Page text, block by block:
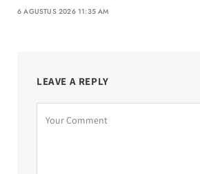
6 AGUSTUS 2026 11:35 AM
LEAVE A REPLY